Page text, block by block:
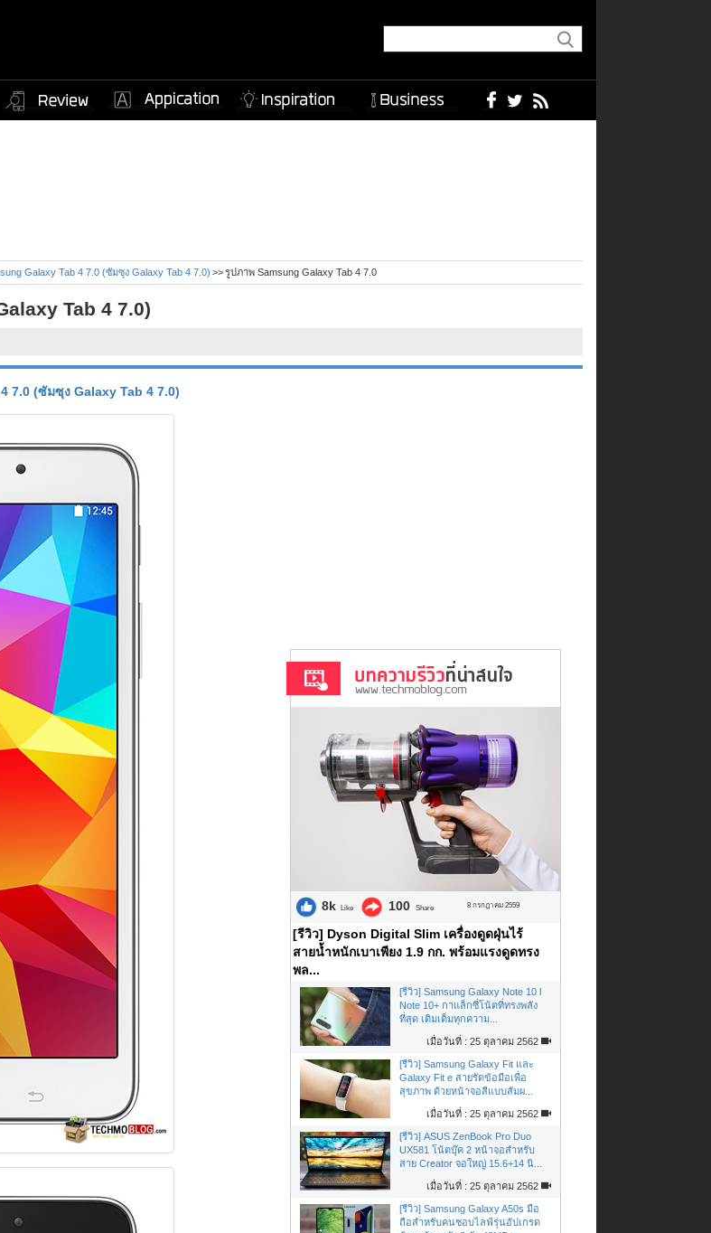
Galaxy Tab 4 7.0 (ซัมซุง Galaxy Tab 4 7.0) รูปภาพ Samsung Galaxy Tab 4 7.0
Tab 4 7.0)
7.0 (ซัมซุง Galaxy Tab 4 7.0)
8k Like 100 Share 8 กรกฎาคม 2559
[รีวิว] Dyson Digital Slim เครื่องดูดฝุ่นไร้
สายน้ำหนักเบาเพียง 1.9 กก. พร้อมแรงดูดทรง
พล...
[รีวิว] Samsung Galaxy Note 10 l
Note 10+ กาแล็กซี่โน้ตที่ทรงพลัง
ที่สุด เติมเต็มทุกความ...
เมื่อวันที่ : 25 ตุลาคม 2562
[รีวิว] Samsung Galaxy Fit และ
Galaxy Fit e สายรัดข้อมือเพื่อ
สุขภาพ ด้วยหน้าจอสีแบบสัมผ...
เมื่อวันที่ : 25 ตุลาคม 2562
[รีวิว] ASUS ZenBook Pro Duo
UX581 โน้ตบุ๊ค 2 หน้าจอสำหรับ
สาย Creator จอใหญ่ 15.6+14 นิ...
เมื่อวันที่ : 25 ตุลาคม 2562
[รีวิว] Samsung Galaxy A50s มือ
ถือสำหรับคนชอบไลฟ์รุ่นอัปเกรด